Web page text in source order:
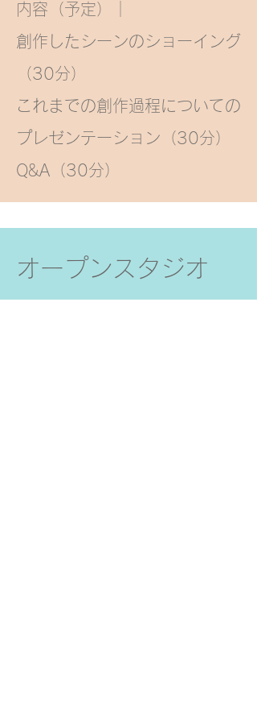
内容（予定）｜
創作したシーンのショーイング
（30分）
これまでの創作過程についての
プレゼンテーション（30分）
Q&A（30分）
オープンスタジオ